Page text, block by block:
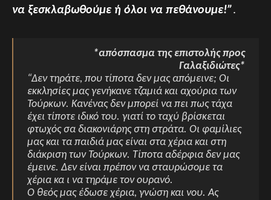
να ξεσκλαβωθούμε ή όλοι να πεθάνουμε!”.
*απόσπασμα της επιστολής προς
Γαλαξιδιώτες*
“Δεν τηράτε, που τίποτα δεν μας απόμεινε; Οι
εκκλησίες μας γενήκανε τζαμιά και αχούρια των
Τούρκων. Κανένας δεν μπορεί να πει πως τάχα
έχει τίποτε ιδικό του. γιατί το ταχύ βρίσκεται
φτωχός σα διακονιάρης στη στράτα. Οι φαμίλιες
μας και τα παιδιά μας είναι στα χέρια και στη
διάκριση των Τούρκων. Τίποτα αδέρφια δεν μας
έμεινε. Δεν είναι πρέπον να σταυρώσομε τα
χέρια κα ι να τηράμε τον ουρανό.
Ο θεός μας έδωσε χέρια, γνώση και νου. Ας